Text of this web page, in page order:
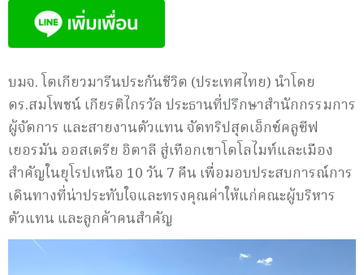
บมจ. โตเกียวมารีนประกันชีวิต (ประเทศไทย) นำโดย
ดร.สมโพชน์ เกียรติไกรวัล ประธานที่ปรึกษาสำนักกรรมการ
ผู้จัดการ และสายงานตัวแทน จัดทริปสุดเอ็กซ์คลูซีฟ
เยอรมัน ออสเตรีย อิตาลี สู่เทือกเขาโดโลไมท์และเมือง
สำคัญในยุโรปเหนือ 10 วัน 7 คืน เพื่อมอบประสบการณ์การ
เดินทางที่น่าประทับใจและทรงคุณค่าให้แก่คณะผู้บริหาร
ตัวแทน และลูกค้าคนสำคัญ